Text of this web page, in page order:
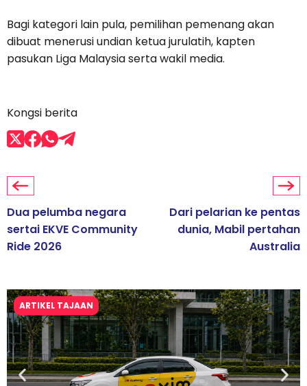
Bagi kategori lain pula, pemilihan pemenang akan
dibuat menerusi undian ketua jurulatih, kapten
pasukan Liga Malaysia serta wakil media.
Kongsi berita
Dua pelumba negara
sertai EKVE Community
Ride 2026
Dari pelarian ke pentas
dunia, Mabil pertahan
Australia
ARTIKEL TAJAAN